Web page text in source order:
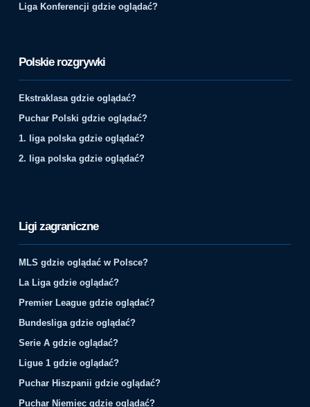
Liga Konferencji gdzie oglądać?
Polskie rozgrywki
Ekstraklasa gdzie oglądać?
Puchar Polski gdzie oglądać?
1. liga polska gdzie oglądać?
2. liga polska gdzie oglądać?
Ligi zagraniczne
MLS gdzie oglądać w Polsce?
La Liga gdzie oglądać?
Premier League gdzie oglądać?
Bundesliga gdzie oglądać?
Serie A gdzie oglądać?
Ligue 1 gdzie oglądać?
Puchar Hiszpanii gdzie oglądać?
Puchar Niemiec gdzie oglądać?